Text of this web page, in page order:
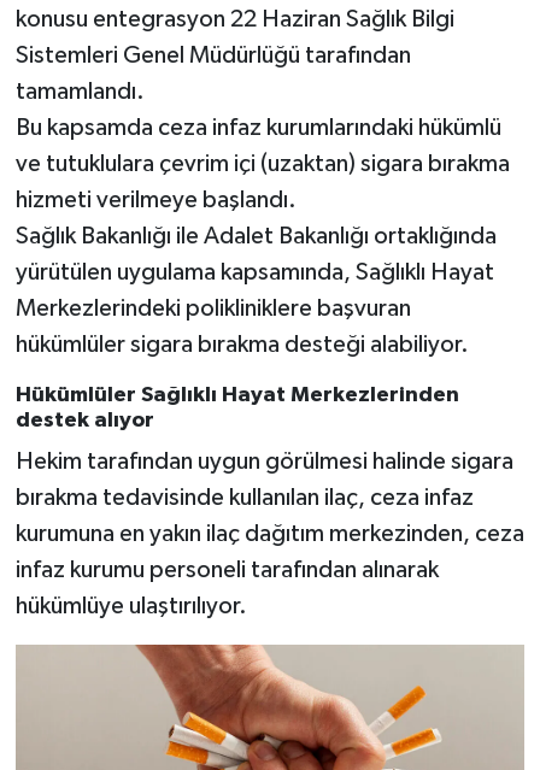
konusu entegrasyon 22 Haziran Sağlık Bilgi
Sistemleri Genel Müdürlüğü tarafından
tamamlandı.
Bu kapsamda ceza infaz kurumlarındaki hükümlü
ve tutuklulara çevrim içi (uzaktan) sigara bırakma
hizmeti verilmeye başlandı.
Sağlık Bakanlığı ile Adalet Bakanlığı ortaklığında
yürütülen uygulama kapsamında, Sağlıklı Hayat
Merkezlerindeki polikliniklere başvuran
hükümlüler sigara bırakma desteği alabiliyor.
Hükümlüler Sağlıklı Hayat Merkezlerinden
destek alıyor
Hekim tarafından uygun görülmesi halinde sigara
bırakma tedavisinde kullanılan ilaç, ceza infaz
kurumuna en yakın ilaç dağıtım merkezinden, ceza
infaz kurumu personeli tarafından alınarak
hükümlüye ulaştırılıyor.